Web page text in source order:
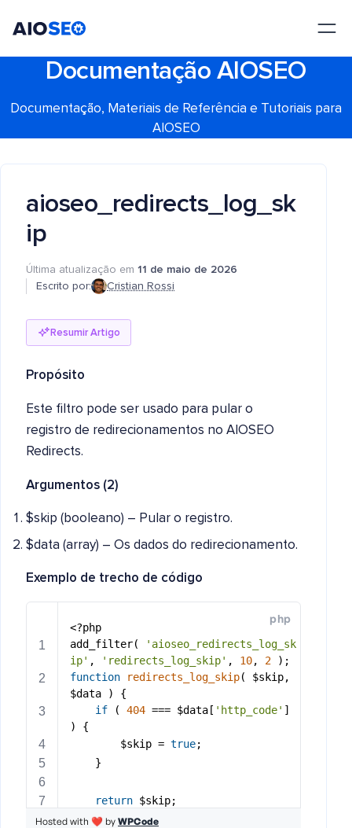
Documentação AIOSEO
Documentação, Materiais de Referência e Tutoriais para
AIOSEO
aioseo_redirects_log_sk
ip
Última atualização em 11 de maio de 2026
Escrito por:
Cristian Rossi
Resumir Artigo
Propósito
Este filtro pode ser usado para pular o
registro de redirecionamentos no AIOSEO
Redirects.
Argumentos (2)
$skip (booleano) – Pular o registro.
$data (array) – Os dados do redirecionamento.
Exemplo de trecho de código